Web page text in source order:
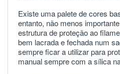
Existe uma palete de cores
entanto, não menos
estrutura de proteção ao
bem lacrada e fechada num
sempre ficar a utilizar para
manual sempre com a sílica